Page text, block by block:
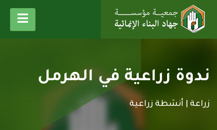
ندوة زراعية في الهرمل
زراعة | أنشطة زراعية